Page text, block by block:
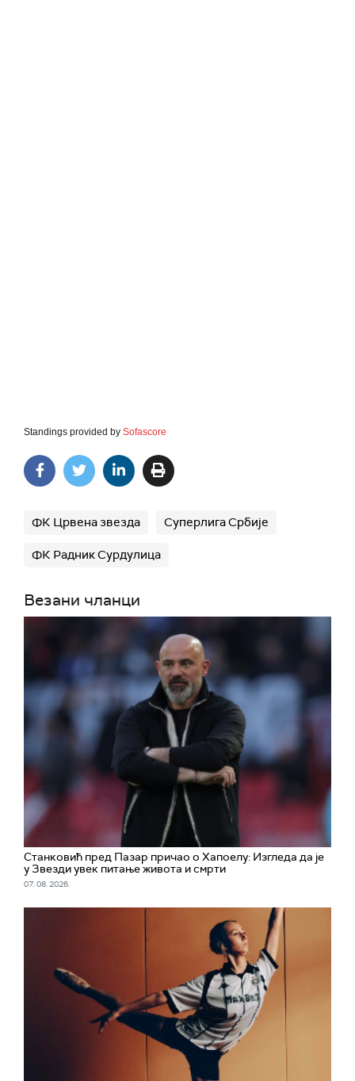
Standings provided by Sofascore
ФК Црвена звезда Суперлига Србије
ФК Радник Сурдулица
Везани чланци
Станковић пред Пазар причао о Хапоелу: Изгледа да је
у Звезди увек питање живота и смрти
07. 08. 2026.